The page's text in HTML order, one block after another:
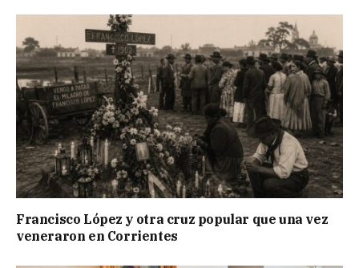
Francisco López y otra cruz popular que una vez
veneraron en Corrientes